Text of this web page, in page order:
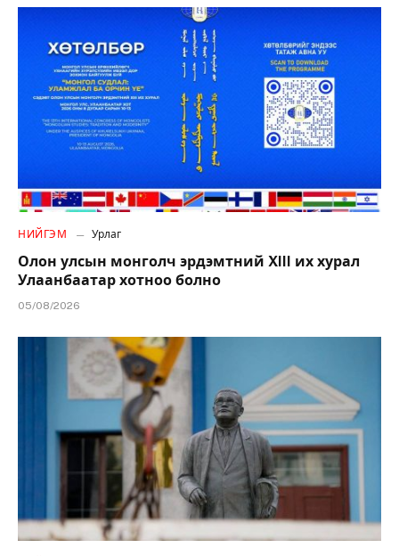
НИЙГЭМ Урлаг
Олон улсын монголч эрдэмтний XIII их хурал
Улаанбаатар хотноо болно
05/08/2026